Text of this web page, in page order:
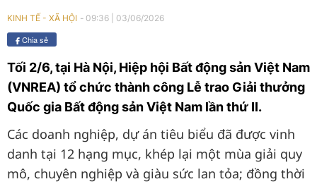
KINH TẾ - XÃ HỘI 09:36 03/06/2026
Chia sẻ
Tối 2/6, tại Hà Nội, Hiệp hội Bất động sản Việt Nam
(VNREA) tổ chức thành công Lễ trao Giải thưởng
Quốc gia Bất động sản Việt Nam lần thứ II.
Các doanh nghiệp, dự án tiêu biểu đã được vinh
danh tại 12 hạng mục, khép lại một mùa giải quy
mô, chuyên nghiệp và giàu sức lan tỏa; đồng thời